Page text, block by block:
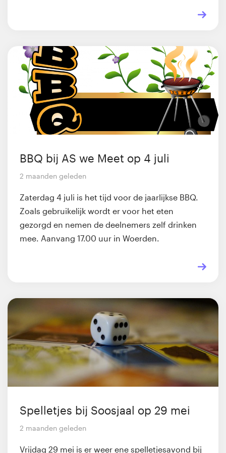
BBQ bij AS we Meet op 4 juli
2 maanden geleden
Zaterdag 4 juli is het tijd voor de jaarlijkse BBQ.
Zoals gebruikelijk wordt er voor het eten
gezorgd en nemen de deelnemers zelf drinken
mee. Aanvang 17.00 uur in Woerden.
Spelletjes bij Soosjaal op 29 mei
2 maanden geleden
Vrijdag 29 mei is er weer ene spelletjesavond bij